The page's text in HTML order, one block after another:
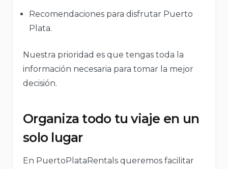
Recomendaciones para disfrutar Puerto
Plata.
Nuestra prioridad es que tengas toda la
información necesaria para tomar la mejor
decisión.
Organiza todo tu viaje en un
solo lugar
En PuertoPlataRentals queremos facilitar